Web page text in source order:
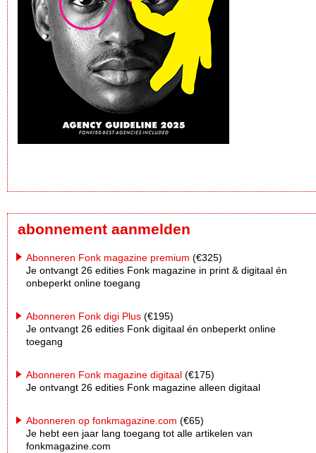
abonnement aanmelden
Abonneren Fonk magazine premium (€325)
Je ontvangt 26 edities Fonk magazine in print & digitaal én
onbeperkt online toegang
Abonneren Fonk digi Plus (€195)
Je ontvangt 26 edities Fonk digitaal én onbeperkt online
toegang
Abonneren Fonk magazine digitaal (€175)
Je ontvangt 26 edities Fonk magazine alleen digitaal
Abonneren op fonkmagazine.com (€65)
Je hebt een jaar lang toegang tot alle artikelen van
fonkmagazine.com